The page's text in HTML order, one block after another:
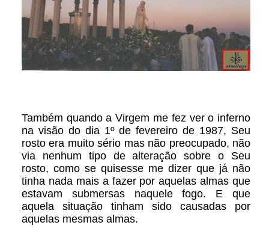
Também quando a Virgem me fez ver o inferno
na visão do dia 1º de fevereiro de 1987, Seu
rosto era muito sério mas não preocupado, não
via nenhum tipo de alteração sobre o Seu
rosto, como se quisesse me dizer que já não
tinha nada mais a fazer por aquelas almas que
estavam submersas naquele fogo. E que
aquela situação tinham sido causadas por
aquelas mesmas almas.